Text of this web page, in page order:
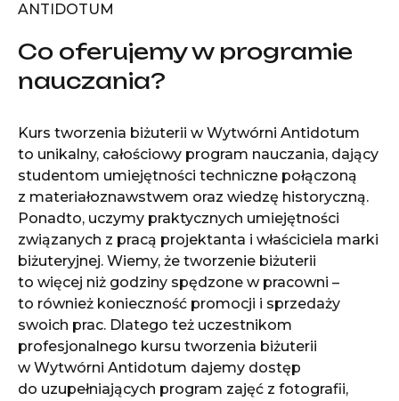
ANTIDOTUM
Co oferujemy w programie
nauczania?
Kurs tworzenia biżuterii w Wytwórni Antidotum
to unikalny, całościowy program nauczania, dający
studentom umiejętności techniczne połączoną
z materiałoznawstwem oraz wiedzę historyczną.
Ponadto, uczymy praktycznych umiejętności
związanych z pracą projektanta i właściciela marki
biżuteryjnej. Wiemy, że tworzenie biżuterii
to więcej niż godziny spędzone w pracowni –
to również konieczność promocji i sprzedaży
swoich prac. Dlatego też uczestnikom
profesjonalnego kursu tworzenia biżuterii
w Wytwórni Antidotum dajemy dostęp
do uzupełniających program zajęć z fotografii,